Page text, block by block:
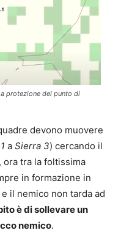
protezione del punto di
devono muovere
a Sierra 3) cercando il
tra la foltissima
in formazione in
il nemico non tarda ad
è di sollevare un
nemico.